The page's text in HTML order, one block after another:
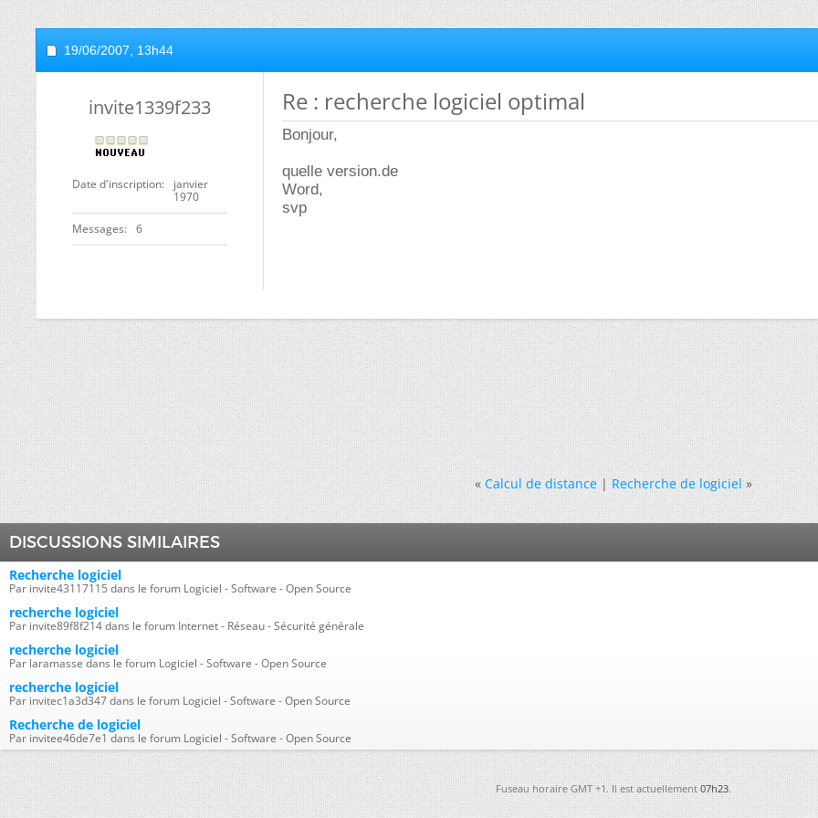
19/06/2007, 13h44
invite1339f233
Date d'inscription
janvier
1970
Messages 6
Re : recherche logiciel optimal
Bonjour,
quelle version.de
Word,
svp
« Calcul de distance|Recherche de logiciel »
DISCUSSIONS SIMILAIRES
Recherche logiciel
Par invite43117115 dans le forum Logiciel - Software - Open Source
recherche logiciel
Par invite89f8f214 dans le forum Internet - Réseau - Sécurité générale
recherche logiciel
Par laramasse dans le forum Logiciel - Software - Open Source
recherche logiciel
Par invitec1a3d347 dans le forum Logiciel - Software - Open Source
Recherche de logiciel
Par invitee46de7e1 dans le forum Logiciel - Software - Open Source
Fuseau horaire GMT +1. Il est actuellement07h23.